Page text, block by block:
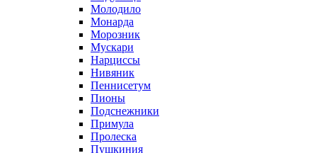
Молодило
Монарда
Морозник
Мускари
Нарциссы
Нивяник
Пеннисетум
Пионы
Подснежники
Примула
Пролеска
Пушкиния